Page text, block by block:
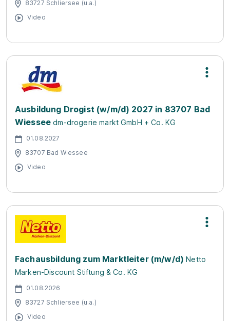
83727 Schliersee (u.a.)
Video
Ausbildung Drogist (w/m/d) 2027 in 83707 Bad
Wiessee dm-drogerie markt GmbH + Co. KG
01.08.2027
83707 Bad Wiessee
Video
Fachausbildung zum Marktleiter (m/w/d) Netto
Marken-Discount Stiftung & Co. KG
01.08.2026
83727 Schliersee (u.a.)
Video